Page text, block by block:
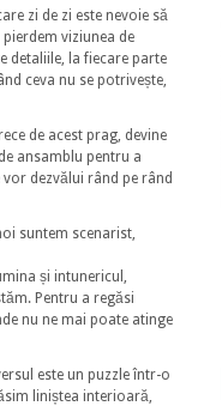
zi de zi este nevoie să
viziunea de
detaliile, la fiecare parte
ceva nu se potrivește,
de acest prag, devine
ansamblu pentru a
dezvălui rând pe rând
suntem scenarist,
și intunericul,
Pentru a regăsi
nu ne mai poate atinge
este un puzzle într-o
liniștea interioară,